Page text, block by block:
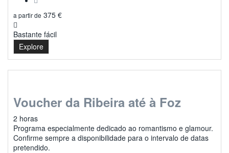
a partir de 375 €
Bastante fácil
Explore
Voucher da Ribeira até à Foz
2 horas
Programa especialmente dedicado ao romantismo e glamour.
Confirme sempre a disponibilidade para o intervalo de datas
pretendido.